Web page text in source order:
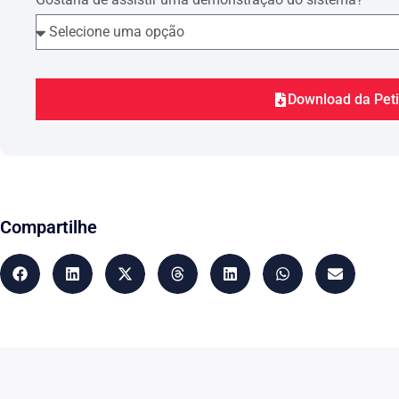
Download da
Compartilhe